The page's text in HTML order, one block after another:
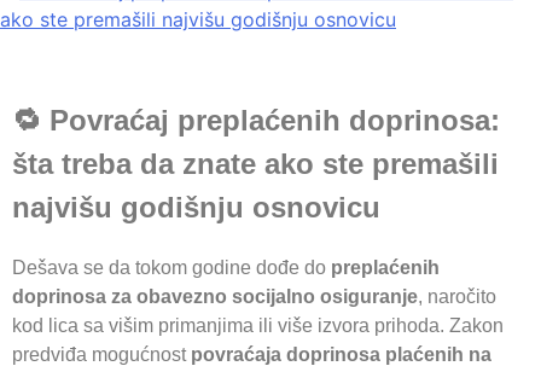
🔁 Povraćaj preplaćenih doprinosa:
šta treba da znate ako ste premašili
najvišu godišnju osnovicu
Dešava se da tokom godine dođe do preplaćenih
doprinosa za obavezno socijalno osiguranje, naročito
kod lica sa višim primanjima ili više izvora prihoda. Zakon
predviđa mogućnost povraćaja doprinosa plaćenih na